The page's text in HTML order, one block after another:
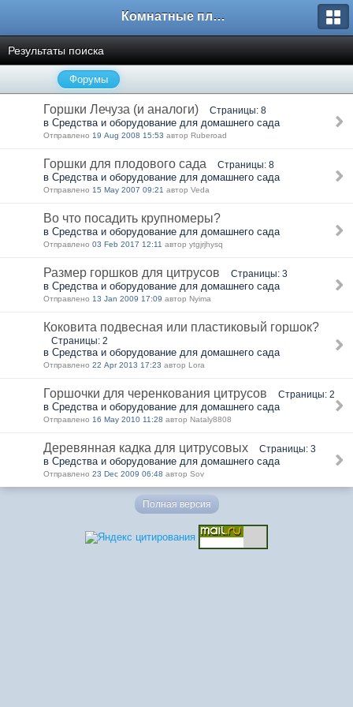
Комнатные плодовые экзоты
Результаты поиска
Форумы
Горшки Лечуза (и аналоги) Страницы: 8
в Средства и оборудование для домашнего сада
Отправлено 19 Aug 2008 15:53 автор Ruberoad
Горшки для плодового сада Страницы: 8
в Средства и оборудование для домашнего сада
Отправлено 15 May 2007 09:21 автор Veda
Во что посадить крупномеры?
в Средства и оборудование для домашнего сада
Отправлено 03 Feb 2017 12:11 автор ytgjrjhysq
Размер горшков для цитрусов Страницы: 3
в Средства и оборудование для домашнего сада
Отправлено 13 Jan 2009 17:09 автор Nyima
Коковита подвесная или пластиковый горшок?
Страницы: 2
в Средства и оборудование для домашнего сада
Отправлено 22 Apr 2013 17:23 автор Lora
Горшочки для черенкования цитрусов Страницы: 2
в Средства и оборудование для домашнего сада
Отправлено 16 May 2010 11:28 автор Nataly8808
Деревянная кадка для цитрусовых Страницы: 3
в Средства и оборудование для домашнего сада
Отправлено 23 Dec 2009 06:48 автор Sov
Полная версия